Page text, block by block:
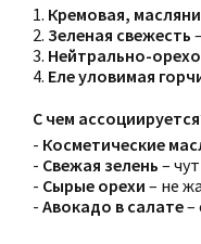
1. Кремовая,
2. Зеленая свежесть
3. Нейтрально-
4. Еле уловимая
С чем
- Косметические
- Свежая зелень –
- Сырые орехи – не
- Авокадо в салате–